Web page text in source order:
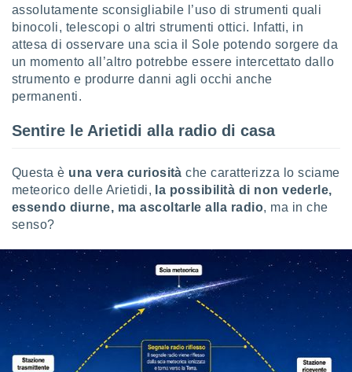
la
del
dei
assolutamente sconsigliabile l’uso di strumenti quali
binocoli, telescopi o altri strumenti ottici. Infatti, in
attesa di osservare una scia il Sole potendo sorgere da
un momento all’altro potrebbe essere intercettato dallo
strumento e produrre danni agli occhi anche
permanenti.
Sentire le Arietidi alla radio di casa
Questa è una vera curiosità che caratterizza lo sciame
meteorico delle Arietidi, la possibilità di non vederle,
essendo diurne, ma ascoltarle alla radio, ma in che
senso?